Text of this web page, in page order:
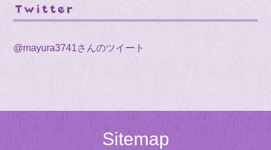
@mayura3741さんのツイート
Sitemap